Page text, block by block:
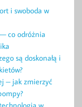
i swoboda w
co odróżnia
są doskonałą i
– jak zmierzyć